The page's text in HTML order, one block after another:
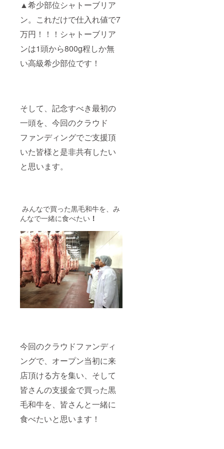
▲希少部位シャトーブリア
ン。これだけで仕入れ値で7
万円！！！シャトーブリア
ンは1頭から800g程しか無
い高級希少部位です！
そして、記念すべき最初の
一頭を、今回のクラウド
ファンディングでご支援頂
いた皆様と是非共有したい
と思います。
みんなで買った黒毛和牛を、み
んなで一緒に食べたい ！
今回のクラウドファンディ
ングで、オープン当初に来
店頂ける方を集い、そして
皆さんの支援金で買った黒
毛和牛を、皆さんと一緒に
食べたいと思います！